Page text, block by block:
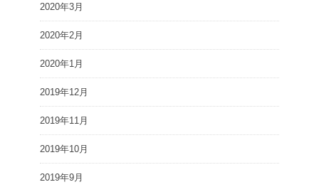
2020年3月
2020年2月
2020年1月
2019年12月
2019年11月
2019年10月
2019年9月